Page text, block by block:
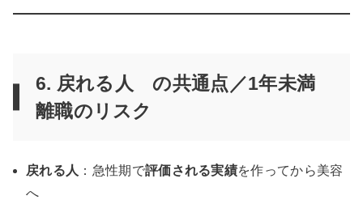
6. 戻れる人 の共通点／1年未満
離職のリスク
戻れる人 ：急性期で評価される実績を作ってから美容
へ